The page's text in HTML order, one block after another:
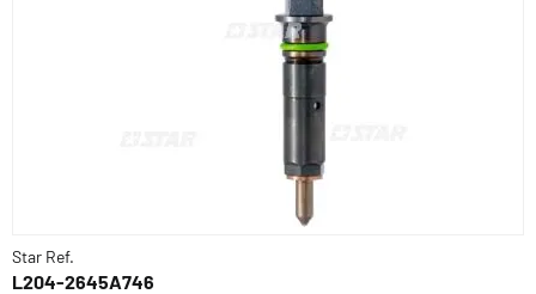
Star Ref.
L204-2645A746